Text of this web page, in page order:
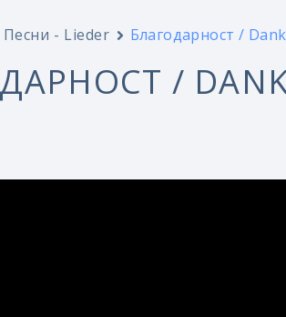
Песни - Lieder Благодарност /
/